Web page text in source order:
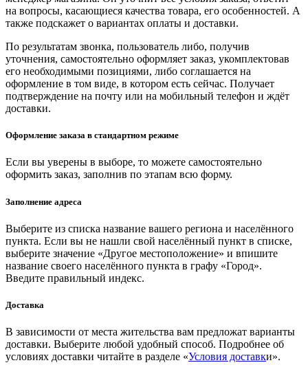
на вопросы, касающиеся качества товара, его особенностей. А
также подскажет о вариантах оплаты и доставки.
По результатам звонка, пользователь либо, получив
уточнения, самостоятельно оформляет заказ, укомплектовав
его необходимыми позициями, либо соглашается на
оформление в том виде, в котором есть сейчас. Получает
подтверждение на почту или на мобильный телефон и ждёт
доставки.
Оформление заказа в стандартном режиме
Если вы уверены в выборе, то можете самостоятельно
оформить заказ, заполнив по этапам всю форму.
Заполнение адреса
Выберите из списка название вашего региона и населённого
пункта. Если вы не нашли свой населённый пункт в списке,
выберите значение «Другое местоположение» и впишите
название своего населённого пункта в графу «Город».
Введите правильный индекс.
Доставка
В зависимости от места жительства вам предложат варианты
доставки. Выберите любой удобный способ. Подробнее об
условиях доставки читайте в разделе «Условия доставки».